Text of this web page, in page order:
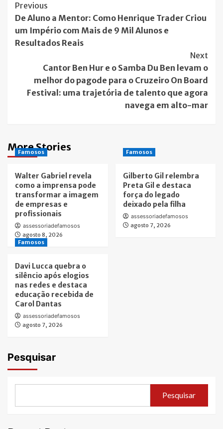
Post
Navigation
Previous
De Aluno a Mentor: Como Henrique Trader Criou
um Império com Mais de 9 Mil Alunos e
Resultados Reais
Next
Cantor Ben Hur e o Samba Du Ben levam o
melhor do pagode para o Cruzeiro On Board
Festival: uma trajetória de talento que agora
navega em alto-mar
More Stories
Famosos
Walter Gabriel revela
como a imprensa pode
transformar a imagem
de empresas e
profissionais
assessoriadefamosos
agosto 8, 2026
Famosos
Gilberto Gil relembra
Preta Gil e destaca
força do legado
deixado pela filha
assessoriadefamosos
agosto 7, 2026
Famosos
Davi Lucca quebra o
silêncio após elogios
nas redes e destaca
educação recebida de
Carol Dantas
assessoriadefamosos
agosto 7, 2026
Pesquisar
Pesquisar